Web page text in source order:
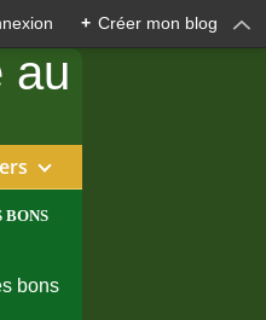
+ Créer mon blog
BONS